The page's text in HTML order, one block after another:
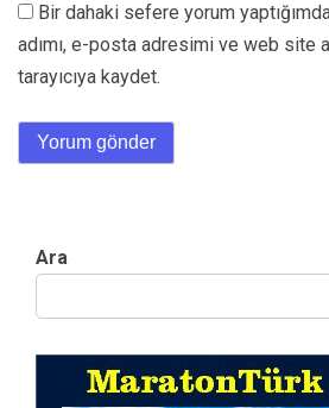
Bir dahaki sefere yorum
adımı, e-posta adresimi ve web site
tarayıcıya kaydet.
Ara